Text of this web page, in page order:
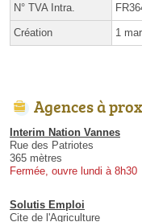
N° TVA Intra.
Création 1
Agences à
Interim Nation Vannes
Rue des Patriotes
365 mètres
Fermée, ouvre lundi à 8h30
Solutis Emploi
Cite de l'Agriculture